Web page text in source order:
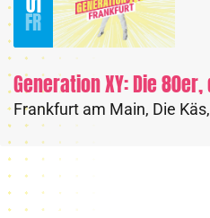
FR
Frankfurt am Main, Die Käs,